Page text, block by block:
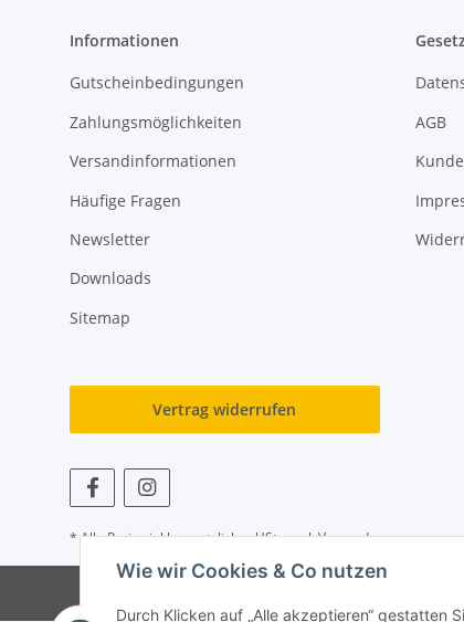
Wie wir Cookies & Co nutzen
Durch Klicken auf „Alle akzeptieren“ gestatten
Informationen
Gutscheinbedingungen
Zahlungsmöglichkeiten
Versandinformationen
Häufige Fragen
Newsletter
Downloads
Sitemap
AGB
Vertrag widerrufen
* Alle Preise inkl. gesetzlicher USt., zzgl.Versand